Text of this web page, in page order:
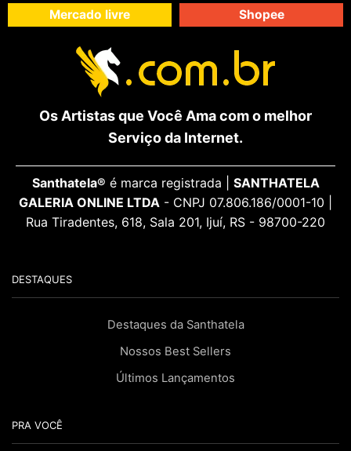
Mercado livre Shopee
Os Artistas que Você Ama com o melhor
Serviço da Internet.
Santhatela® é marca registrada | SANTHATELA
GALERIA ONLINE LTDA - CNPJ 07.806.186/0001-10 |
Rua Tiradentes, 618, Sala 201, Ijuí, RS - 98700-220
DESTAQUES
Destaques da Santhatela
Nossos Best Sellers
Últimos Lançamentos
PRA VOCÊ